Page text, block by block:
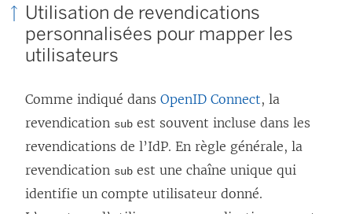
Utilisation de revendications
personnalisées pour mapper les
utilisateurs
Comme indiqué dans OpenID Connect, la
revendication sub est souvent incluse dans les
revendications de l’IdP. En règle générale, la
revendication sub est une chaîne unique qui
identifie un compte utilisateur donné.